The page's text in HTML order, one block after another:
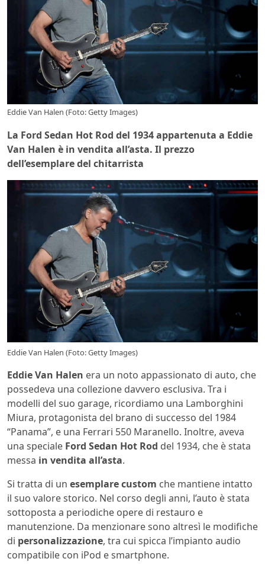
Eddie Van Halen (Foto: Getty Images)
La Ford Sedan Hot Rod del 1934 appartenuta a Eddie
Van Halen è in vendita all’asta. Il prezzo
dell’esemplare del chitarrista
Eddie Van Halen (Foto: Getty Images)
Eddie Van Halen era un noto appassionato di auto, che
possedeva una collezione davvero esclusiva. Tra i
modelli del suo garage, ricordiamo una Lamborghini
Miura, protagonista del brano di successo del 1984
“Panama”, e una Ferrari 550 Maranello. Inoltre, aveva
una speciale Ford Sedan Hot Rod del 1934, che è stata
messa in vendita all’asta.
Si tratta di un esemplare custom che mantiene intatto
il suo valore storico. Nel corso degli anni, l’auto è stata
sottoposta a periodiche opere di restauro e
manutenzione. Da menzionare sono altresì le modifiche
di personalizzazione, tra cui spicca l’impianto audio
compatibile con iPod e smartphone.